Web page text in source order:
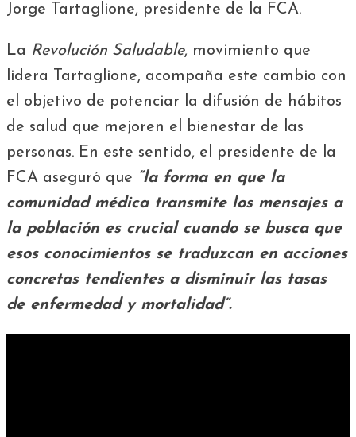
Jorge Tartaglione, presidente de la FCA.
La Revolución Saludable, movimiento que
lidera Tartaglione, acompaña este cambio con
el objetivo de potenciar la difusión de hábitos
de salud que mejoren el bienestar de las
personas. En este sentido, el presidente de la
FCA aseguró que “la forma en que la
comunidad médica transmite los mensajes a
la población es crucial cuando se busca que
esos conocimientos se traduzcan en acciones
concretas tendientes a disminuir las tasas
de enfermedad y mortalidad”.